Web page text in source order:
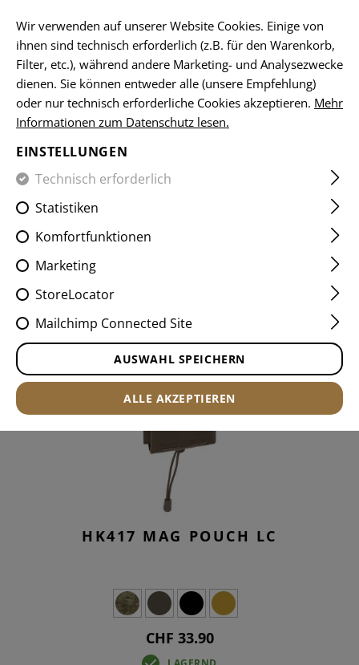
MAGAZINTASCHEN
Pistolenmagazintaschen
FILTER
HK417 MAG POUCH LC
CHF 33.90
Wir verwenden auf unserer Website Cookies. Einige von
ihnen sind technisch erforderlich (z.B. für den Warenkorb,
Filter, etc.), während andere Marketing- und Analysezwecke
dienen. Sie können entweder alle (unsere Empfehlung)
oder nur technisch erforderliche Cookies akzeptieren. Mehr
Informationen zum Datenschutz lesen.
EINSTELLUNGEN
Technisch erforderlich
Statistiken
Komfortfunktionen
Marketing
StoreLocator
Mailchimp Connected Site
AUSWAHL SPEICHERN
ALLE AKZEPTIEREN